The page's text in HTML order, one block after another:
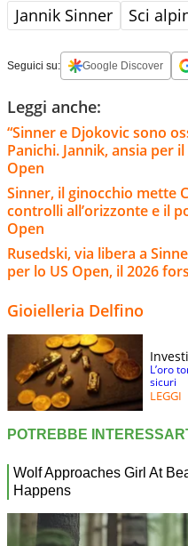
Jannik Sinner Sci
Seguici su: Google Discover
Leggi anche:
“Sinner e Djokovic sono
Panichi. Jannik, ansia per
Open
Sinner, il ginocchio mette
controlli all’orizzonte e il
Open
Rusedski, via libera a
per lo US Open, il 2026
Gioielleria Delfino
L’oro
sicuri
LEGGI